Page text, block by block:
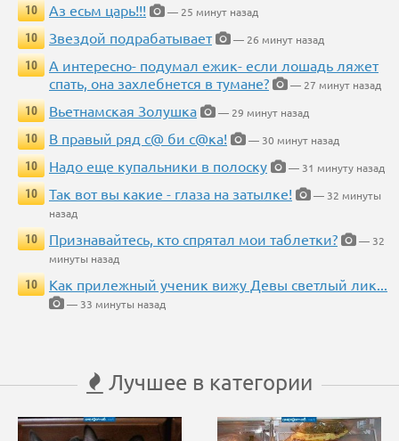
10
Аз есьм царь!!!
— 25 минут назад
10
Звездой подрабатывает
— 26 минут назад
10
А интересно- подумал ежик- если лошадь ляжет
спать, она захлебнется в тумане?
— 27 минут назад
10
Вьетнамская Золушка
— 29 минут назад
10
В правый ряд с@ би с@ка!
— 30 минут назад
10
Надо еще купальники в полоску
— 31 минуту назад
10
Так вот вы какие - глаза на затылке!
— 32 минуты
назад
10
Признавайтесь, кто спрятал мои таблетки?
— 32
минуты назад
10
Как прилежный ученик вижу Девы светлый лик...
— 33 минуты назад
Лучшее в категории